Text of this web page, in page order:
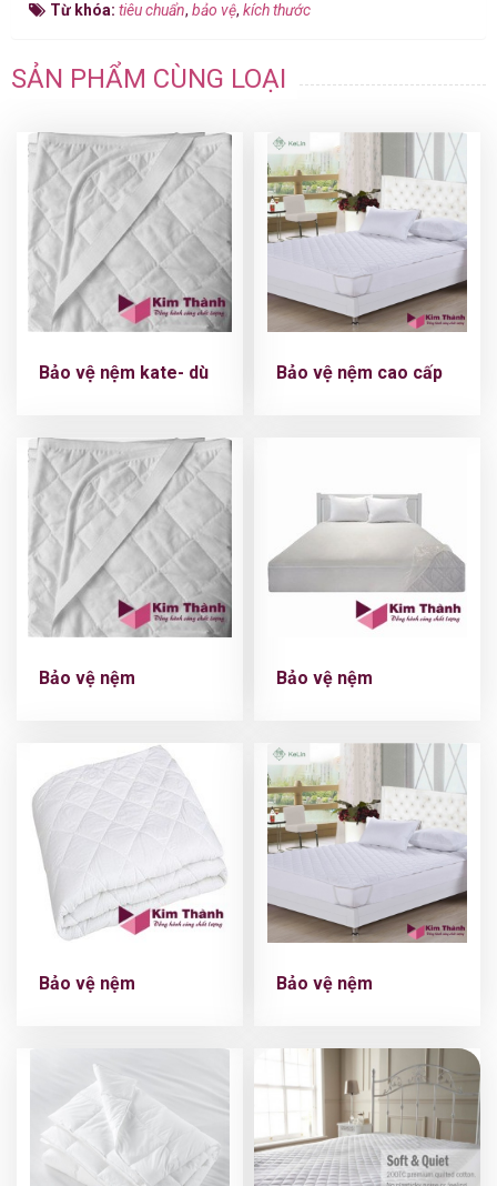
Từ khóa: tiêu chuẩn, bảo vệ, kích thước
SẢN PHẨM CÙNG LOẠI
Bảo vệ nệm kate- dù Bảo vệ nệm cao cấp
Bảo vệ nệm Bảo vệ nệm
Bảo vệ nệm Bảo vệ nệm